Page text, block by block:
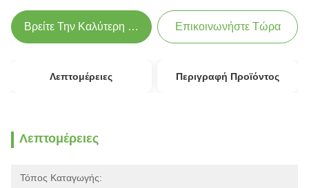
Βρείτε Την Καλύτερη Τιμή Επικοινωνήστε Τώρα
Λεπτομέρειες Περιγραφή Προϊόντος
Λεπτομέρειες
Τόπος Καταγωγής: